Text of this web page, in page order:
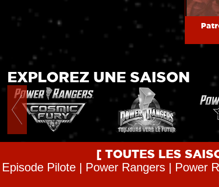
EXPLOREZ UNE SAISON
[ TOUTES LES
Episode Pilote | Power Rangers | Power